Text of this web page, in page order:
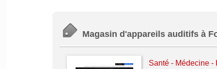
Magasin d'appareils auditifs à
Santé - Médecine